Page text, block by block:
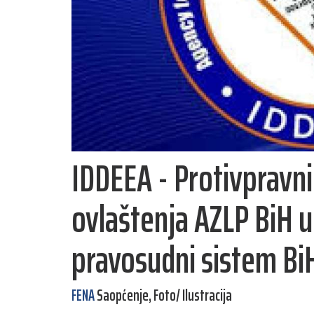
IDDEEA -
ovlaštenja AZLP
pravosudni sistem
FENASaopćenje, Foto/ Ilustracija